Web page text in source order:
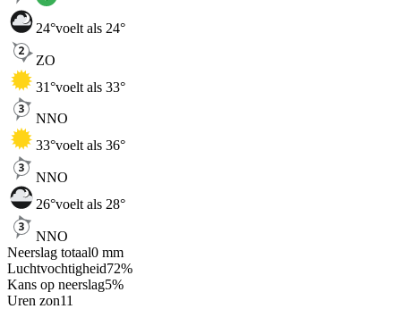
24°voelt als 24°
ZO
31°voelt als 33°
NNO
33°voelt als 36°
NNO
26°voelt als 28°
NNO
Neerslag totaal0 mm
Luchtvochtigheid72%
Kans op neerslag5%
Uren zon11